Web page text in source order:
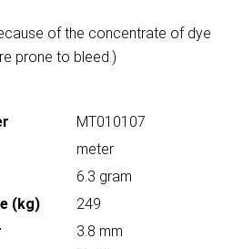
of the concentrate of dye
prone to bleed.)
MT010107
meter
6.3 gram
(kg)
249
3.8 mm